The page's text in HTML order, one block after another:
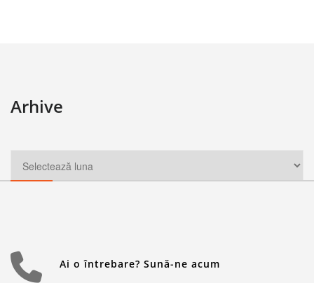
Arhive
Ai o întrebare? Sună-ne acum